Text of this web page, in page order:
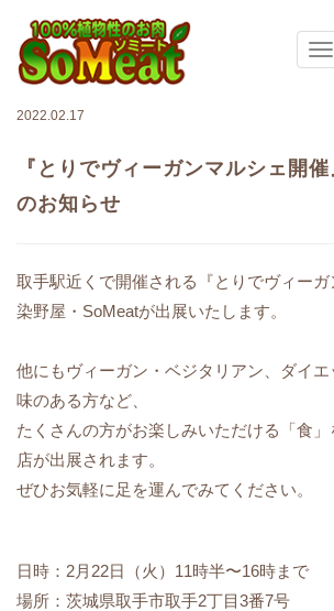
100%植物性
2022.02.17
『とりでヴィーガンマルシェ開
のお知らせ
取手駅近くで開催される『とりでヴィーガ
染野屋・SoMeatが出展いたします。
他にもヴィーガン・ベジタリアン、ダイ
味のある方など、
たくさんの方がお楽しみいただける「食
店が出展されます。
ぜひお気軽に足を運んでみてください。
日時：2月22日（火）11時半〜16時まで
場所：茨城県取手市取手2丁目3番7号